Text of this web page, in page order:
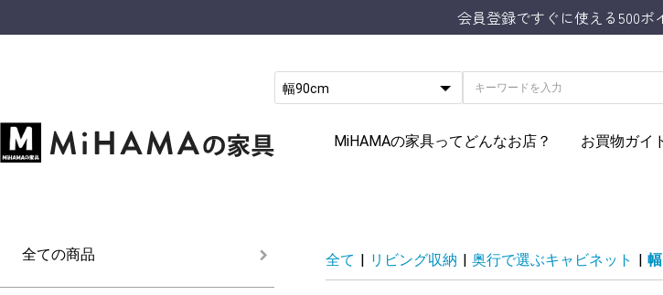
会員登録ですぐに使える500ポ
MiHAMAの家具ってどんなお店？ お買物ガイ
全ての商品 全て | リビング収納 | 奥行で選ぶキャビネット |